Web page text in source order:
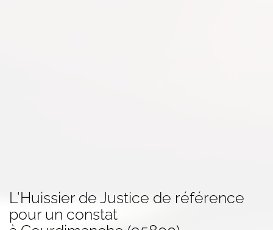
L'Huissier de Justice de référence
pour un constat